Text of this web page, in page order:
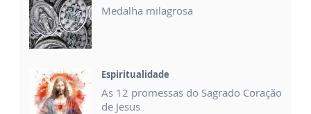
Medalha milagrosa
Espiritualidade
As 12 promessas do Sagrado Coração
de Jesus